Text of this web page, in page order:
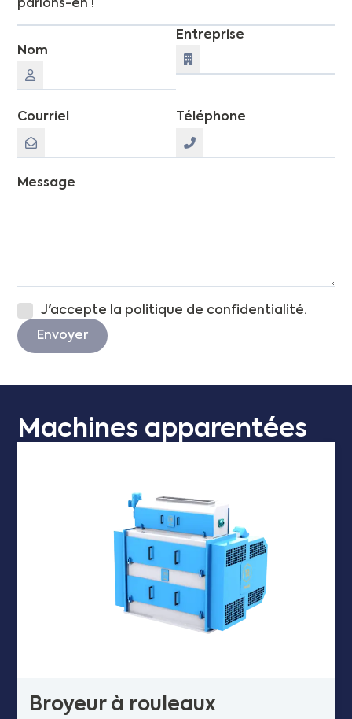
parlons-en !
Nom
Entreprise
Courriel Téléphone
Message
J'accepte la politique de confidentialité.
Envoyer
Machines apparentées
Broyeur à rouleaux